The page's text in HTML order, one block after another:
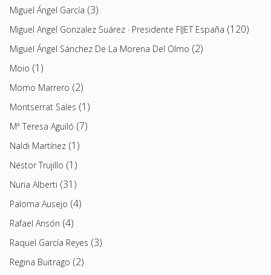
Miguel Ángel García (3)
Miguel Angel Gonzalez Suárez · Presidente FIJET España (120)
Miguel Ángel Sánchez De La Morena Del Olmo (2)
Moio (1)
Momo Marrero (2)
Montserrat Sales (1)
Mª Teresa Aguiló (7)
Naldi Martínez (1)
Néstor Trujillo (1)
Nuria Alberti (31)
Paloma Ausejo (4)
Rafael Ansón (4)
Raquel García Reyes (3)
Regina Buitrago (2)